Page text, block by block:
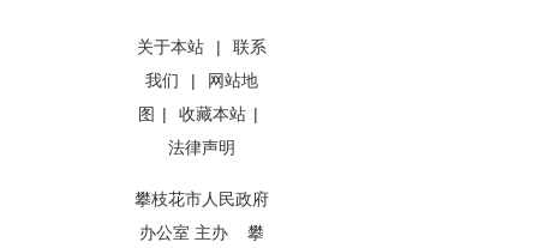
关于本站 |
联系
我们
|
网站地
图 | 收藏本站 |
法律声明
攀枝花市人民政府
办公室 主办 攀